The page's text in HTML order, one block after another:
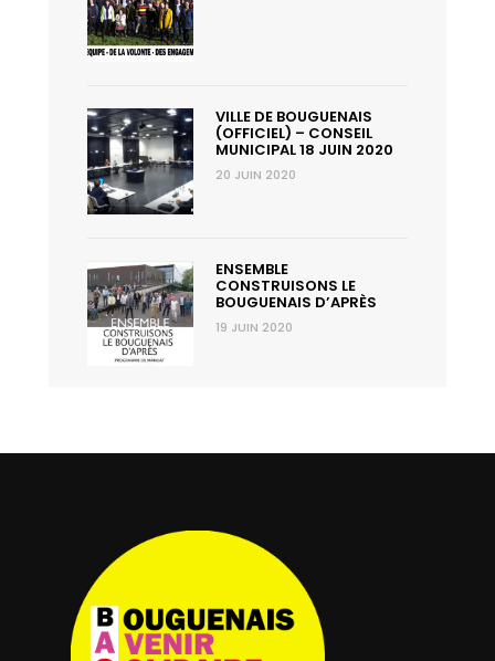
VILLE DE BOUGUENAIS
(OFFICIEL) – CONSEIL
MUNICIPAL 18 JUIN 2020
20 JUIN 2020
ENSEMBLE
CONSTRUISONS LE
BOUGUENAIS D’APRÈS
19 JUIN 2020